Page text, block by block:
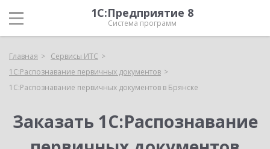
1С:Предприятие 8
Система программ
Главная
Сервисы ИТС
1С:Распознавание первичных документов
1С:Распознавание первичных документов в Брянске
Заказать 1С:Распознавание